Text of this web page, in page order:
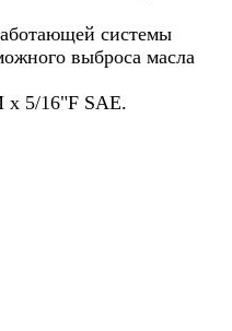
системы
выброса масла
x 5/16"F SAE.